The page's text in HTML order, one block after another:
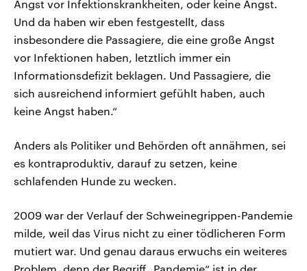
Angst vor Infektionskrankheiten, oder keine Angst.
Und da haben wir eben festgestellt, dass
insbesondere die Passagiere, die eine große Angst
vor Infektionen haben, letztlich immer ein
Informationsdefizit beklagen. Und Passagiere, die
sich ausreichend informiert gefühlt haben, auch
keine Angst haben.“
Anders als Politiker und Behörden oft annähmen, sei
es kontraproduktiv, darauf zu setzen, keine
schlafenden Hunde zu wecken.
2009 war der Verlauf der Schweinegrippen-Pandemie
milde, weil das Virus nicht zu einer tödlicheren Form
mutiert war. Und genau daraus erwuchs ein weiteres